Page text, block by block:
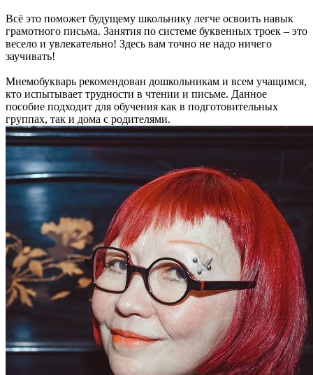
Всё это поможет будущему школьнику легче освоить навык
грамотного письма. Занятия по системе буквенных троек – это
весело и увлекательно! Здесь вам точно не надо ничего
заучивать!
Мнемобукварь рекомендован дошкольникам и всем учащимся,
кто испытывает трудности в чтении и письме. Данное
пособие подходит для обучения как в подготовительных
группах, так и дома с родителями.